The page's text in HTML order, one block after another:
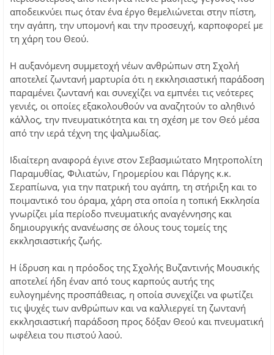
αποδεικνύει πως όταν ένα έργο θεμελιώνεται στην πίστη,
την αγάπη, την υπομονή και την προσευχή, καρποφορεί με
τη χάρη του Θεού.
Η αυξανόμενη συμμετοχή νέων ανθρώπων στη Σχολή
αποτελεί ζωντανή μαρτυρία ότι η εκκλησιαστική παράδοση
παραμένει ζωντανή και συνεχίζει να εμπνέει τις νεότερες
γενιές, οι οποίες εξακολουθούν να αναζητούν το αληθινό
κάλλος, την πνευματικότητα και τη σχέση με τον Θεό μέσα
από την ιερά τέχνη της ψαλμωδίας.
Ιδιαίτερη αναφορά έγινε στον Σεβασμιώτατο Μητροπολίτη
Παραμυθίας, Φιλιατών, Γηρομερίου και Πάργης κ.κ.
Σεραπίωνα, για την πατρική του αγάπη, τη στήριξη και το
ποιμαντικό του όραμα, χάρη στα οποία η τοπική Εκκλησία
γνωρίζει μία περίοδο πνευματικής αναγέννησης και
δημιουργικής ανανέωσης σε όλους τους τομείς της
εκκλησιαστικής ζωής.
Η ίδρυση και η πρόοδος της Σχολής Βυζαντινής Μουσικής
αποτελεί ήδη έναν από τους καρπούς αυτής της
ευλογημένης προσπάθειας, η οποία συνεχίζει να φωτίζει
τις ψυχές των ανθρώπων και να καλλιεργεί τη ζωντανή
εκκλησιαστική παράδοση προς δόξαν Θεού και πνευματική
ωφέλεια του πιστού λαού.